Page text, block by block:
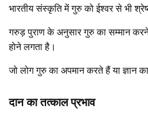
भारतीय संस्कृति में गुरु को ईश्वर से भी
गरुड़ पुराण के अनुसार गुरु का सम्मान करने
होने लगता है।
जो लोग गुरु का अपमान करते हैं या
दान का तत्काल प्रभाव